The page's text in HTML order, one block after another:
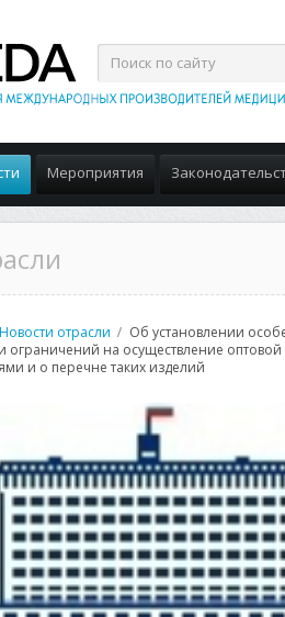
Мероприятия
Новости отрасли
Об установлении
ограничений на осуществление
и о перечне таких изделий